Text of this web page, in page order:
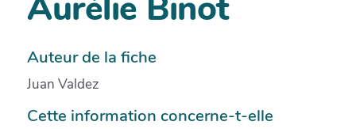
Auteur de la fiche
Juan Valdez
Cette information concerne-t-elle